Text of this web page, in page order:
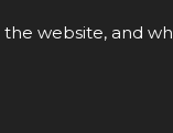
website, and